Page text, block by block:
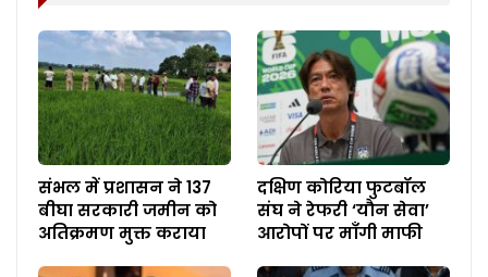
संभल में प्रशासन ने 137
बीघा सरकारी जमीन को
अतिक्रमण मुक्त कराया
दक्षिण कोरिया फुटबॉल
संघ ने रेफरी ‘यौन सेवा’
आरोपों पर माँगी माफी